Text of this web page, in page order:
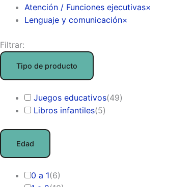
Atención / Funciones ejecutivas×
Lenguaje y comunicación×
Filtrar:
Tipo de producto
Juegos educativos(49)
Libros infantiles(5)
Edad
0 a 1(6)